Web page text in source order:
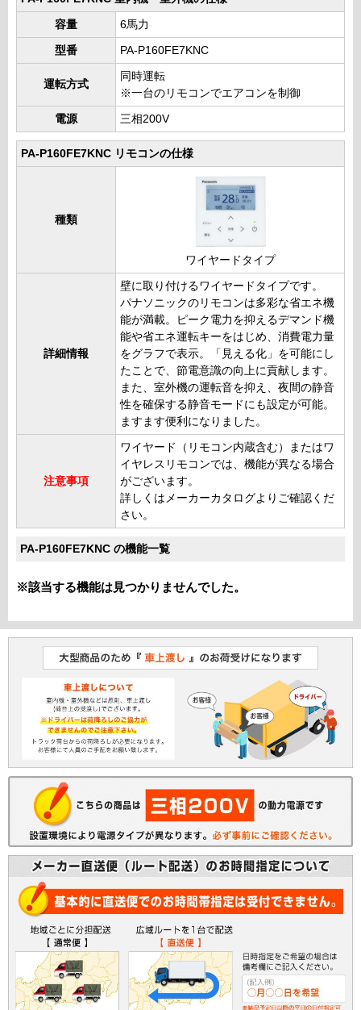
容量 6馬力
型番 PA-P160FE7KNC
運転方式
同時運転
※一台のリモコンでエアコンを制御
電源 三相200V
PA-P160FE7KNC リモコンの仕様
種類
ワイヤードタイプ
詳細情報
壁に取り付けるワイヤードタイプです。
パナソニックのリモコンは多彩な省エネ機
能が満載。ピーク電力を抑えるデマンド機
能や省エネ運転キーをはじめ、消費電力量
をグラフで表示。「見える化」を可能にし
たことで、節電意識の向上に貢献します。
また、室外機の運転音を抑え、夜間の静音
性を確保する静音モードにも設定が可能。
ますます便利になりました。
注意事項
ワイヤード（リモコン内蔵含む）またはワ
イヤレスリモコンでは、機能が異なる場合
がございます。
詳しくはメーカーカタログよりご確認くだ
さい。
PA-P160FE7KNC の機能一覧
※該当する機能は見つかりませんでした。